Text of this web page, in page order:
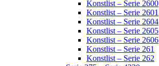
Konstlist – Serie 2600
Konstlist – Serie 2601
Konstlist – Serie 2604
Konstlist – Serie 2605
Konstlist – Serie 2606
Konstlist – Serie 261
Konstlist – Serie 262